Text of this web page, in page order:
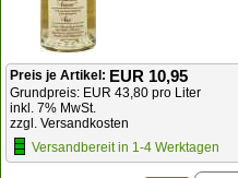
Preis je Artikel: EUR 10,95
Grundpreis: EUR 43,80 pro Liter
inkl. 7% MwSt.
zzgl. Versandkosten
Versandbereit in 1-4 Werktagen